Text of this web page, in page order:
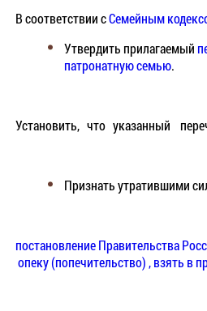
В соответствии сСемейным
Утвердить прилагаемый
патронатную семью.
Установить, что указанный
Признать утратившими
постановление Правительства
опеку (попечительство) , взять в